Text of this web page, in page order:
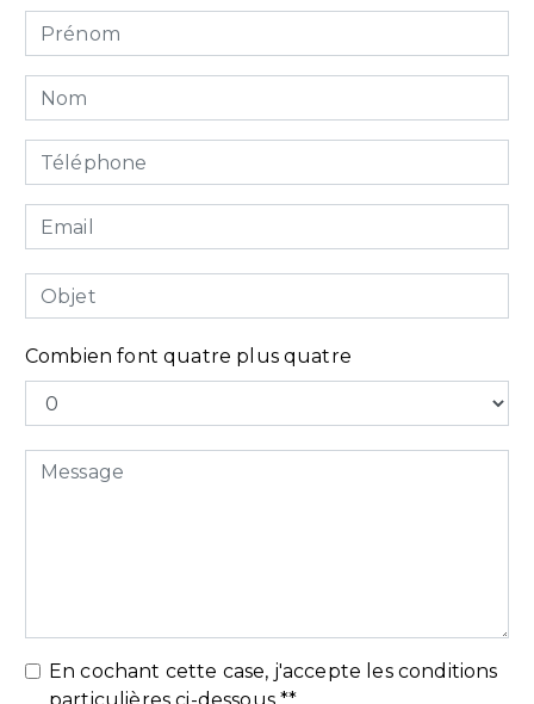
Combien font quatre plus quatre
En cochant cette case, j'accepte les conditions